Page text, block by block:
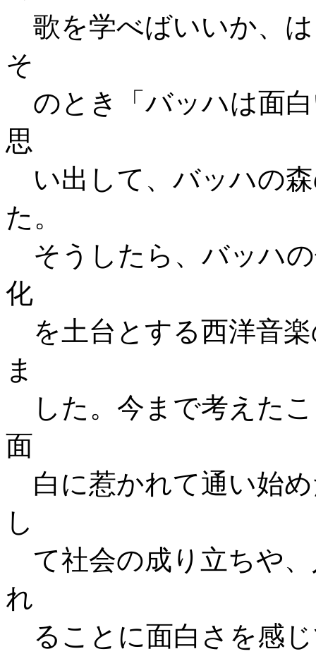
歌を学べばいいか、
そ
のとき「バッハは面
思
い出して、バッハの
た。
そうしたら、バッハ
化
を土台とする西洋音
ま
した。今まで考えた
面
白に惹かれて通い始
し
て社会の成り立ちや
れ
ることに面白さを感